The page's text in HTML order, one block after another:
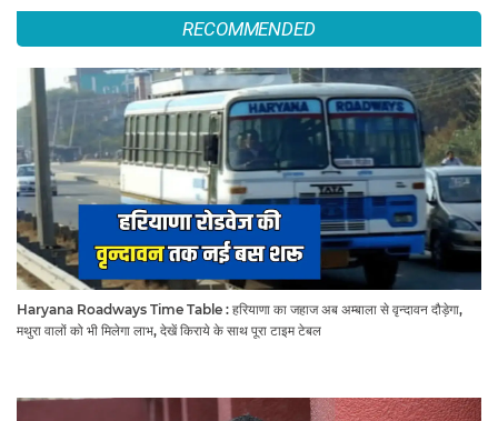
RECOMMENDED
Haryana Roadways Time Table : हरियाणा का जहाज अब अम्बाला से वृन्दावन दौड़ेगा,
मथुरा वालों को भी मिलेगा लाभ, देखें किराये के साथ पूरा टाइम टेबल